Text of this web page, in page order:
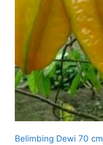
Belimbing Dewi 70 cm